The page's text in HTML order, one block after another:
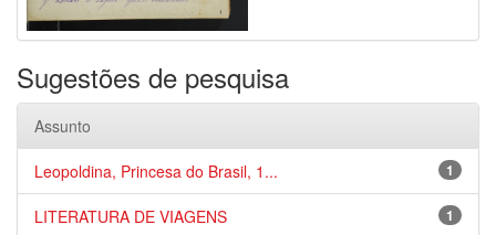
Sugestões de pesquisa
Assunto
1
Leopoldina, Princesa do Brasil, 1...
1
LITERATURA DE VIAGENS